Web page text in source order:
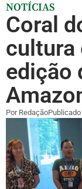
NOTÍCIAS
Coral
cultura
edição
PorRedação